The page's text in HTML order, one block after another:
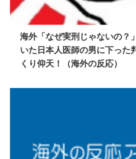
海外「なぜ実刑じゃないの？
いた日本人医師の男に下った
くり仰天！（海外の反応）